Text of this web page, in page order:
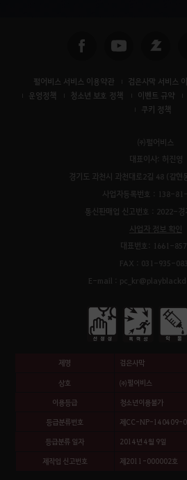
펄어비스 서비스 이용약관 검은사막 서비스
운영정책 청소년 보호 정책 이벤트 규약
쿠키 정책
㈜펄어비스
대표이사: 허진영
경기도 과천시 과천대로2길 48 (갈현
사업자등록번호 : 138-
통신판매업 신고번호 : 2022-
사업자 정보 확인
대표번호: 1661-
FAX : 031-935-
E-mail :
제명 검은사막
상호 ㈜펄어비스
이용등급 청소년이용불가
등급분류번호 제CC-NP-140409-
등급분류 일자 2014년 4월 9일
제작업 신고번호 제2011-000002호